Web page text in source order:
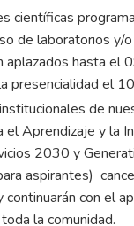
científicas
de laboratorios y/
aplazados hasta el
presencialidad el
de
el Aprendizaje y la
2030 y
aspirantes)
continuarán con el
la comunidad.